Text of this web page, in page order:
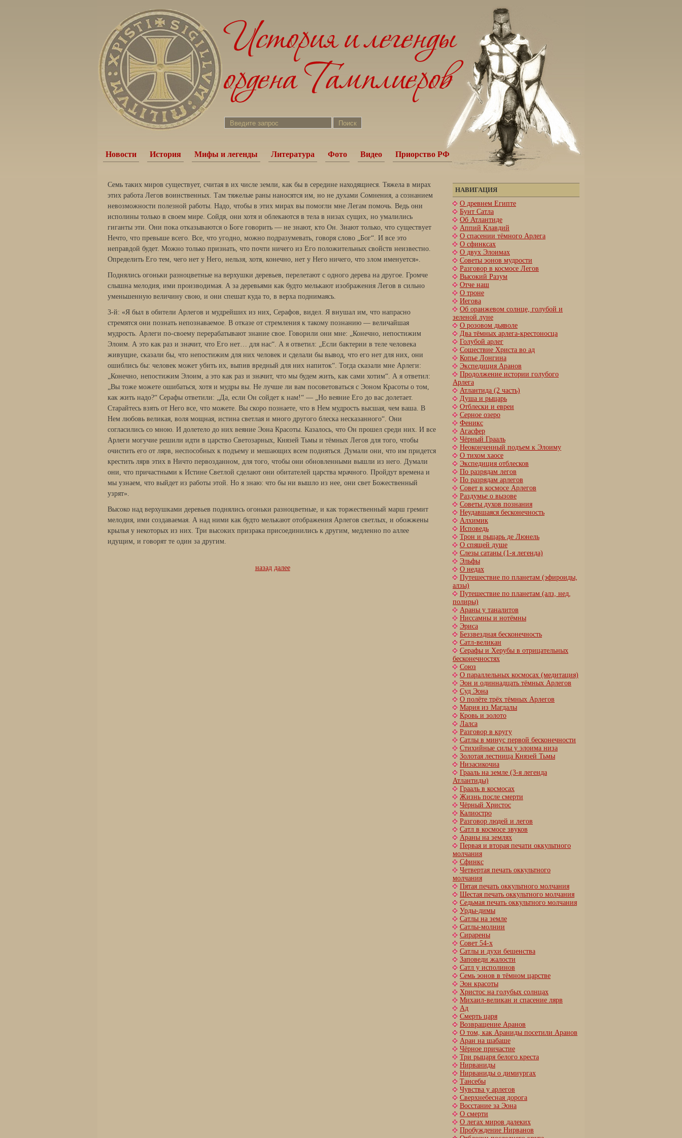
Новости История Мифы и легенды Литература Фото Видео Приорство РФ
Семь таких миров существует, считая в их числе земли, как бы в середине находящиеся. Тяжела в мирах
этих работа Легов воинственных. Там тяжелые раны наносятся им, но не духами Сомнения, а сознанием
невозможности полезной работы. Надо, чтобы в этих мирах вы помогли мне Легам помочь. Ведь они
исполины только в своем мире. Сойдя, они хотя и облекаются в тела в низах сущих, но умалились
гиганты эти. Они пока отказываются о Боге говорить — не знают, кто Он. Знают только, что существует
Нечто, что превыше всего. Все, что угодно, можно подразумевать, говоря слово „Бог“. И все это
неправдой будет. Можно только признать, что почти ничего из Его положительных свойств неизвестно.
Определить Его тем, чего нет у Него, нельзя, хотя, конечно, нет у Него ничего, что злом именуется».
Поднялись огоньки разноцветные на верхушки деревьев, перелетают с одного дерева на другое. Громче
слышна мелодия, ими производимая. А за деревьями как будто мелькают изображения Легов в сильно
уменьшенную величину свою, и они спешат куда то, в верха поднимаясь.
3-й: «Я был в обители Арлегов и мудрейших из них, Серафов, видел. Я внушал им, что напрасно
стремятся они познать непознаваемое. В отказе от стремления к такому познанию — величайшая
мудрость. Арлеги по-своему перерабатывают знание свое. Говорили они мне: „Конечно, непостижим
Элоим. А это как раз и значит, что Его нет… для нас“. А я ответил: „Если бактерии в теле человека
живущие, сказали бы, что непостижим для них человек и сделали бы вывод, что его нет для них, они
ошиблись бы: человек может убить их, выпив вредный для них напиток“. Тогда сказали мне Арлеги:
„Конечно, непостижим Элоим, а это как раз и значит, что мы будем жить, как сами хотим“. А я ответил:
„Вы тоже можете ошибаться, хотя и мудры вы. Не лучше ли вам посоветоваться с Эоном Красоты о том,
как жить надо?“ Серафы ответили: „Да, если Он сойдет к нам!“ — „Но веяние Его до вас долетает.
Старайтесь взять от Него все, что можете. Вы скоро познаете, что в Нем мудрость высшая, чем ваша. В
Нем любовь великая, воля мощная, истина светлая и много другого блеска несказанного“. Они
согласились со мною. И долетело до них веяние Эона Красоты. Казалось, что Он прошел среди них. И все
Арлеги могучие решили идти в царство Светозарных, Князей Тьмы и тёмных Легов для того, чтобы
очистить его от лярв, неспособных к подъему и мешающих всем подняться. Думали они, что им придется
крестить лярв этих в Ничто первозданном, для того, чтобы они обновленными вышли из него. Думали
они, что причастными к Истине Светлой сделают они обитателей царства мрачного. Пройдут времена и
мы узнаем, что выйдет из работы этой. Но я знаю: что бы ни вышло из нее, они свет Божественный
узрят».
Высоко над верхушками деревьев поднялись огоньки разноцветные, и как торжественный марш гремит
мелодия, ими создаваемая. А над ними как будто мелькают отображения Арлегов светлых, и обожжены
крылья у некоторых из них. Три высоких призрака присоединились к другим, медленно по аллее
идущим, и говорят те один за другим.
назад далее
НАВИГАЦИЯ
О древнем Египте
Бунт Сатла
Об Атлантиде
Аппий Клавдий
О спасении тёмного Арлега
О сфинксах
О двух Элоимах
Советы эонов мудрости
Разговор в космосе Легов
Высокий Разум
Отче наш
О троне
Иегова
Об оранжевом солнце, голубой и
зеленой луне
О розовом дьяволе
Два тёмных арлега-крестоносца
Голубой арлег
Сошествие Христа во ад
Копье Лонгина
Экспедиция Аранов
Продолжение истории голубого
Арлега
Атлантида (2 часть)
Душа и рыцарь
Отблески и евреи
Серное озеро
Феникс
Агасфер
Чёрный Грааль
Неоконченный подъем к Элоиму
О тихом хаосе
Экспедиция отблесков
По разрядам легов
По разрядам арлегов
Совет в космосе Арлегов
Раздумье о вызове
Советы духов познания
Неудавшаяся бесконечность
Алхимик
Исповедь
Трон и рыцарь де Люнель
О спящей душе
Слезы сатаны (1-я легенда)
Эльфы
О недах
Путешествие по планетам (эфироиды,
алзы)
Путешествие по планетам (алз, нед,
полиры)
Араны у таналитов
Ниссамны и нотёмны
Эриса
Беззвездная бесконечность
Сатл-великан
Серафы и Херубы в отрицательных
бесконечностях
Союз
О параллельных космосах (медитация)
Эон и одиннадцать тёмных Арлегов
Суд Эона
О полёте трёх тёмных Арлегов
Мария из Магдалы
Кровь и золото
Лалса
Разговор в кругу
Сатлы в минус первой бесконечности
Стихийные силы у элоима низа
Золотая лестница Князей Тьмы
Низасикочиа
Грааль на земле (3-я легенда
Атлантиды)
Грааль в космосах
Жизнь после смерти
Чёрный Христос
Калиостро
Разговор людей и легов
Сатл в космосе звуков
Араны на землях
Первая и вторая печати оккультного
молчания
Сфинкс
Четвертая печать оккультного
молчания
Пятая печать оккультного молчания
Шестая печать оккультного молчания
Cедьмая печать оккультного молчания
Урды-димы
Сатлы на земле
Сатлы-молнии
Сирарены
Совет 54-х
Сатлы и духи бешенства
Заповеди жалости
Сатл у исполинов
Семь эонов в тёмном царстве
Эон красоты
Христос на голубых солнцах
Михаил-великан и спасение лярв
Ад
Смерть царя
Возвращение Аранов
О том, как Араниды посетили Аранов
Аран на шабаше
Чёрное причастие
Три рыцаря белого креста
Нирваниды
Нирваниды о димиургах
Тансебы
Чувства у арлегов
Сверхнебесная дорога
Восстание за Эона
О смерти
О легах миров далеких
Пробуждение Нирванов